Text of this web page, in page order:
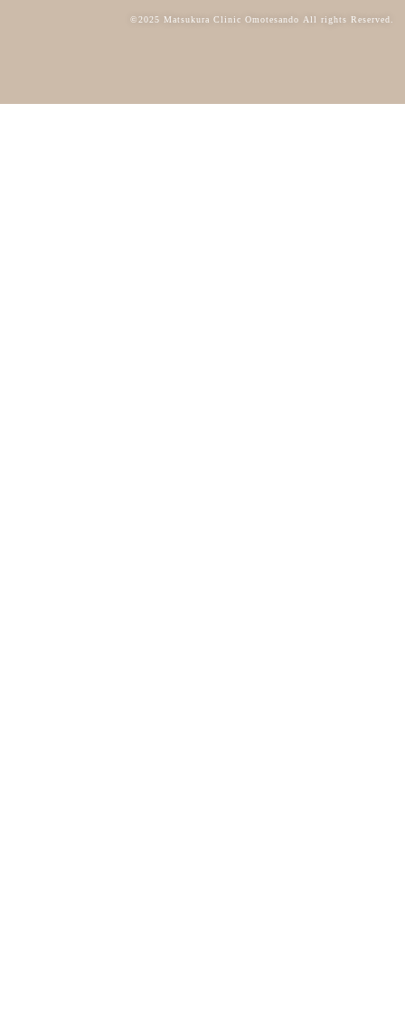
©2025 Matsukura Clinic Omotesando All rights Reserved.